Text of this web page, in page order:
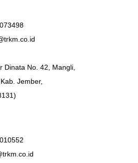
Dinata No. 42, Mangli,
Jember,